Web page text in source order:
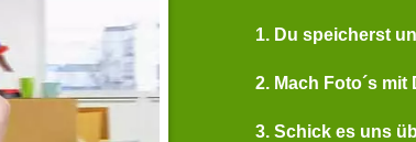
1. Du speicherst
2. Mach Foto´s
3. Schick es uns